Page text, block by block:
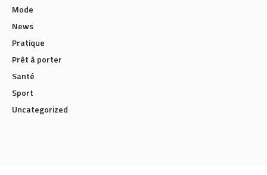
Mode
News
Pratique
Prêt à porter
Santé
Sport
Uncategorized